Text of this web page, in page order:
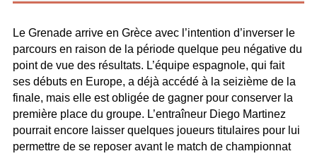
Le Grenade arrive en Grèce avec l’intention d’inverser le
parcours en raison de la période quelque peu négative du
point de vue des résultats. L’équipe espagnole, qui fait
ses débuts en Europe, a déjà accédé à la seizième de la
finale, mais elle est obligée de gagner pour conserver la
première place du groupe. L’entraîneur Diego Martinez
pourrait encore laisser quelques joueurs titulaires pour lui
permettre de se reposer avant le match de championnat